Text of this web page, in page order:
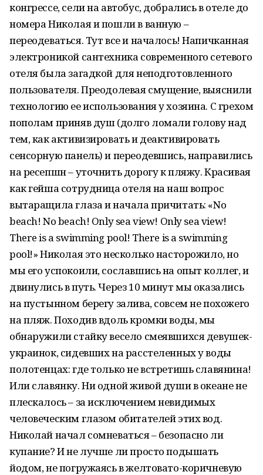
конгрессе, сели на автобус, добрались в отеле до
номера Николая и пошли в ванную –
переодеваться. Тут все и началось! Напичканная
электроникой сантехника современного сетевого
отеля была загадкой для неподготовленного
пользователя. Преодолевая смущение, выяснили
технологию ее использования у хозяина. С грехом
пополам приняв душ (долго ломали голову над
тем, как активизировать и деактивировать
сенсорную панель) и переодевшись, направились
на ресепшн – уточнить дорогу к пляжу. Красивая
как гейша сотрудница отеля на наш вопрос
вытаращила глаза и начала причитать: «No
beach! No beach! Only sea view! Only sea view!
There is a swimming pool! There is a swimming
pool!» Николая это несколько насторожило, но
мы его успокоили, сославшись на опыт коллег, и
двинулись в путь. Через 10 минут мы оказались
на пустынном берегу залива, совсем не похожего
на пляж. Походив вдоль кромки воды, мы
обнаружили стайку весело смеявшихся девушек-
украинок, сидевших на расстеленных у воды
полотенцах: где только не встретишь славянина!
Или славянку. Ни одной живой души в океане не
плескалось – за исключением невидимых
человеческим глазом обитателей этих вод.
Николай начал сомневаться – безопасно ли
купание? И не лучше ли просто подышать
йодом, не погружаясь в желтовато-коричневую